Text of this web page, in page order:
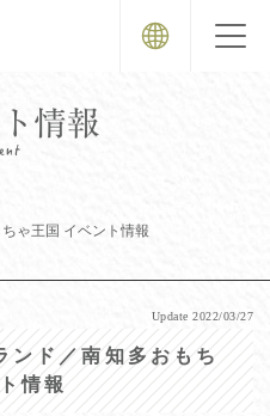
ゃ王国 イベント情報
ンド／南知多おもち
情報
Update2022/03/27